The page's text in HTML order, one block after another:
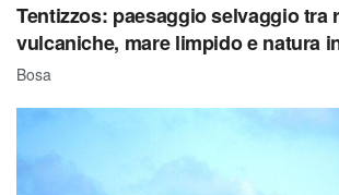
Tentizzos: paesaggio selvaggio tra
vulcaniche, mare limpido e natura
Bosa